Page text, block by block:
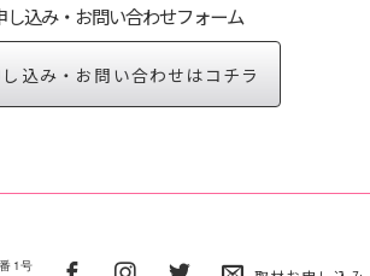
込み・お問い合わせフォーム
込み・お問い合わせはコチラ
1号